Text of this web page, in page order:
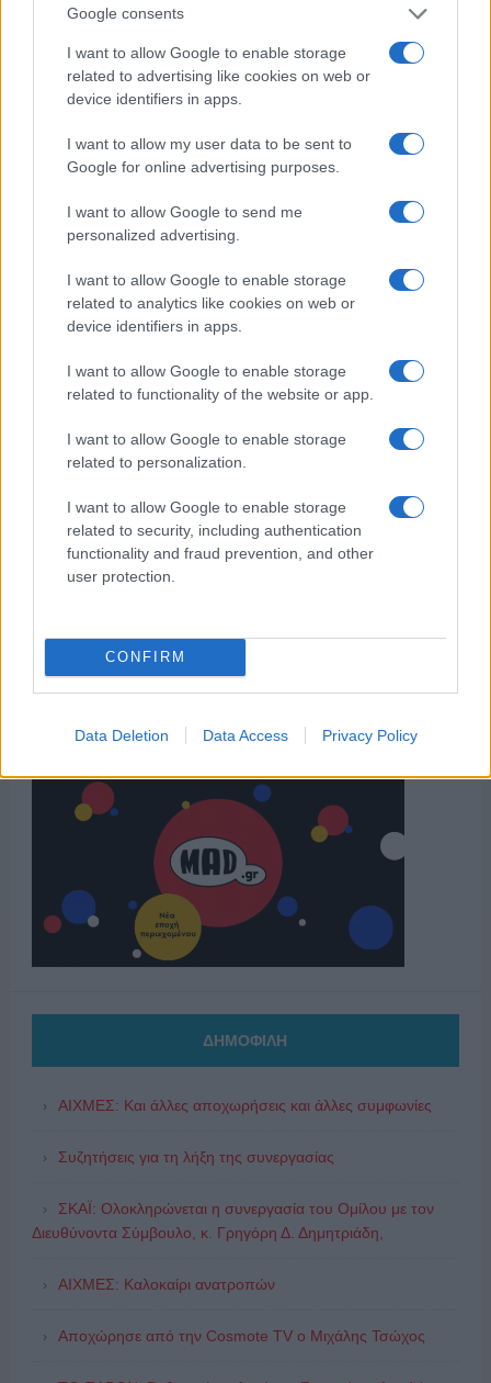
Google consents
I want to allow Google to enable storage
related to advertising like cookies on web or
device identifiers in apps.
I want to allow my user data to be sent to
Google for online advertising purposes.
I want to allow Google to send me
personalized advertising.
I want to allow Google to enable storage
related to analytics like cookies on web or
device identifiers in apps.
I want to allow Google to enable storage
related to functionality of the website or app.
I want to allow Google to enable storage
related to personalization.
I want to allow Google to enable storage
related to security, including authentication
functionality and fraud prevention, and other
user protection.
CONFIRM
Data Deletion Data Access Privacy Policy
ΤΟ ΠΑΡΟΝ ΤΗΣ ΚΥΡΙΑΚΗΣ
ΔΗΜΟΦΙΛΗ
ΑΙΧΜΕΣ: Και άλλες αποχωρήσεις και άλλες συμφωνίες
Συζητήσεις για τη λήξη της συνεργασίας
ΣΚΑΪ: Ολοκληρώνεται η συνεργασία του Ομίλου με τον
Διευθύνοντα Σύμβουλο, κ. Γρηγόρη Δ. Δημητριάδη,
ΑΙΧΜΕΣ: Καλοκαίρι ανατροπών
Αποχώρησε από την Cosmote TV o Μιχάλης Τσώχος